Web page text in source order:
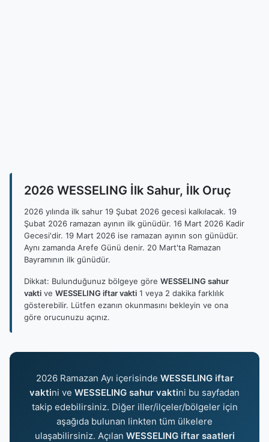
2026 WESSELING İlk Sahur, İlk Oruç
2026 yılında ilk sahur 19 Şubat 2026 gecesi kalkılacak. 19
Şubat 2026 ramazan ayının ilk günüdür. 16 Mart 2026 Kadir
Gecesi'dir. 19 Mart 2026 ise ramazan ayının son günüdür.
Aynı zamanda Arefe Günü denir. 20 Mart'ta Ramazan
Bayramının ilk günüdür.
Dikkat: Bulunduğunuz bölgeye göre WESSELING sahur
vakti ve WESSELING iftar vakti 1 veya 2 dakika farklılık
gösterebilir. Lütfen ezanın okunmasını bekleyin ve ona
göre orucunuzu açınız.
2026 Ramazan Ayı içerisinde WESSELING iftar
vaktini ve WESSELING sahur vaktini bu sayfadan
takip edebilirsiniz. Diğer iller/ilçeler/bölgeler için
aşağıda bulunan linkten tüm ülkelere
ulaşabilirsiniz. Açılan WESSELING iftar saatleri